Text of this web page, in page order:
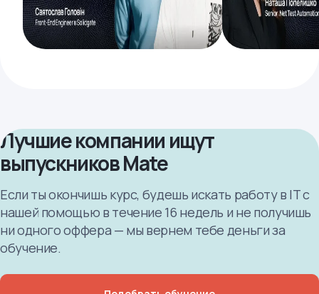
Лучшие компании ищут
выпускников Mate
Если ты окончишь курс, будешь искать работу в IT с
нашей помощью в течение 16 недель и не получишь
ни одного оффера — мы вернем тебе деньги за
обучение.